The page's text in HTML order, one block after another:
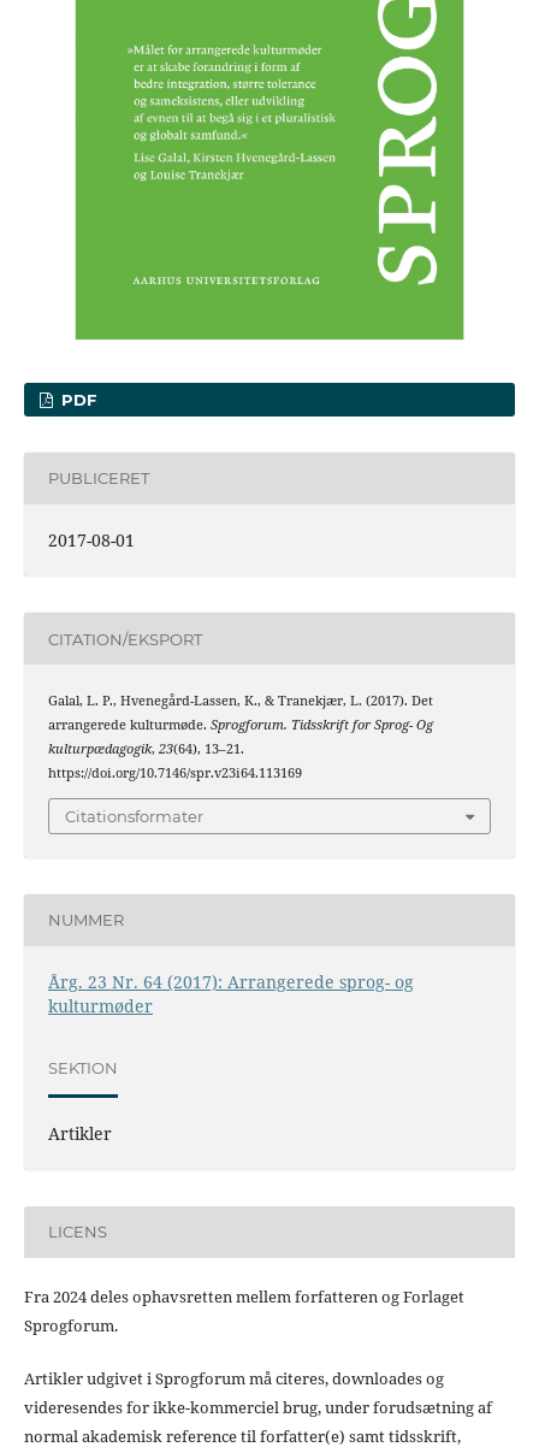
PDF
PUBLICERET
2017-08-01
CITATION/EKSPORT
Galal, L. P., Hvenegård-Lassen, K., & Tranekjær, L. (2017). Det
arrangerede kulturmøde. Sprogforum. Tidsskrift for Sprog- Og
kulturpædagogik, 23(64), 13–21.
https://doi.org/10.7146/spr.v23i64.113169
Citationsformater
NUMMER
Årg. 23 Nr. 64 (2017): Arrangerede sprog- og
kulturmøder
SEKTION
Artikler
LICENS
Fra 2024 deles ophavsretten mellem forfatteren og Forlaget
Sprogforum.
Artikler udgivet i Sprogforum må citeres, downloades og
videresendes for ikke-kommerciel brug, under forudsætning af
normal akademisk reference til forfatter(e) samt tidsskrift,